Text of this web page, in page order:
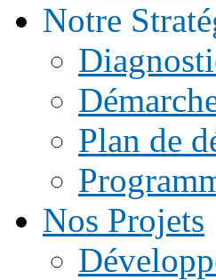
Notre
Plan de
Nos Projets